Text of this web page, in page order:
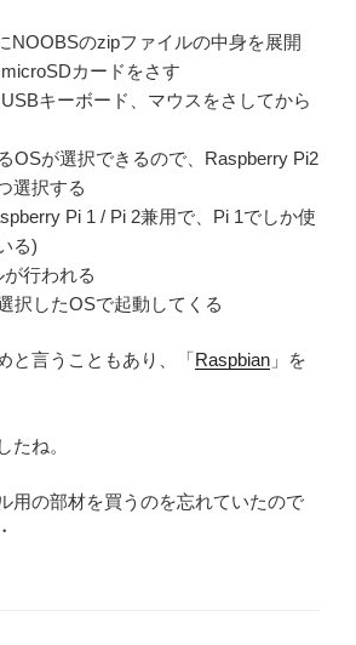
NOOBSのzipファイルの中身を展開
カードをさす
キーボード、マウスをさしてから
OSが選択できるので、Raspberry Pi2
選択する
Pi 1 / Pi 2兼用で、Pi 1でしか使
る)
行われる
択したOSで起動してくる
と言うこともあり、「Raspbian 」を
たね。
用の部材を買うのを忘れていたので